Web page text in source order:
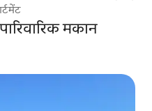
मकान